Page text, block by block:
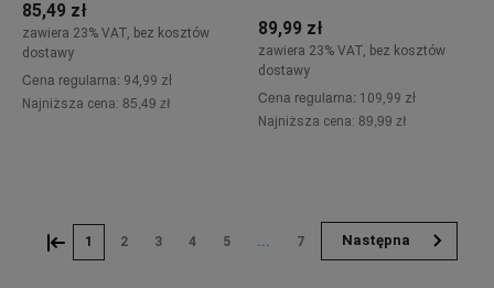
85,49 zł
zawiera 23% VAT, bez kosztów
dostawy
Cena regularna: 94,99 zł
Najniższa cena: 85,49 zł
89,99 zł
zawiera 23% VAT, bez kosztów
dostawy
Cena regularna: 109,99 zł
Najniższa cena: 89,99 zł
« 1 2 3 4 5 ... 7